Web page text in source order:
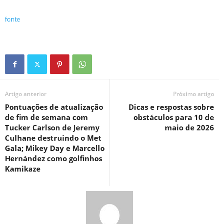
fonte
Artigo anterior
Pontuações de atualização
de fim de semana com
Tucker Carlson de Jeremy
Culhane destruindo o Met
Gala; Mikey Day e Marcello
Hernández como golfinhos
Kamikaze
Próximo artigo
Dicas e respostas sobre
obstáculos para 10 de
maio de 2026